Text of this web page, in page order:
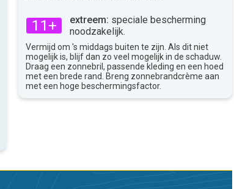
11+ extreem: speciale bescherming
noodzakelijk.
Vermijd om 's middags buiten te zijn. Als dit niet
mogelijk is, blijf dan zo veel mogelijk in de schaduw.
Draag een zonnebril, passende kleding en een hoed
met een brede rand. Breng zonnebrandcrème aan
met een hoge beschermingsfactor.